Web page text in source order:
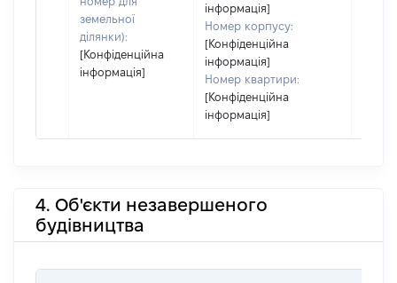
земельної
ділянки):
[Конфіденційна
інформація]
інформація]
Номер корпусу:
[Конфіденційна
інформація]
Номер квартири:
[Конфіденційна
інформація]
4. Об'єкти незавершеного
будівництва